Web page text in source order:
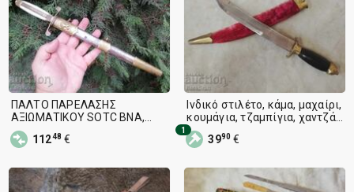
ΠΑΛΤΟ ΠΑΡΕΛΑΣΗΣ
ΑΞΙΩΜΑΤΙΚΟΥ SOTC BNA,
ΜΑΧΑΙΡΙ, ΛΑΜΠΑ, ΣΤΕΙΛΟ
11248 €
Ινδικό στιλέτο, κάμα, μαχαίρι,
κουμάγια, τζαμπίγια, χαντζάρ,
γιαταγάνι, λεπίδα
3990 €
1